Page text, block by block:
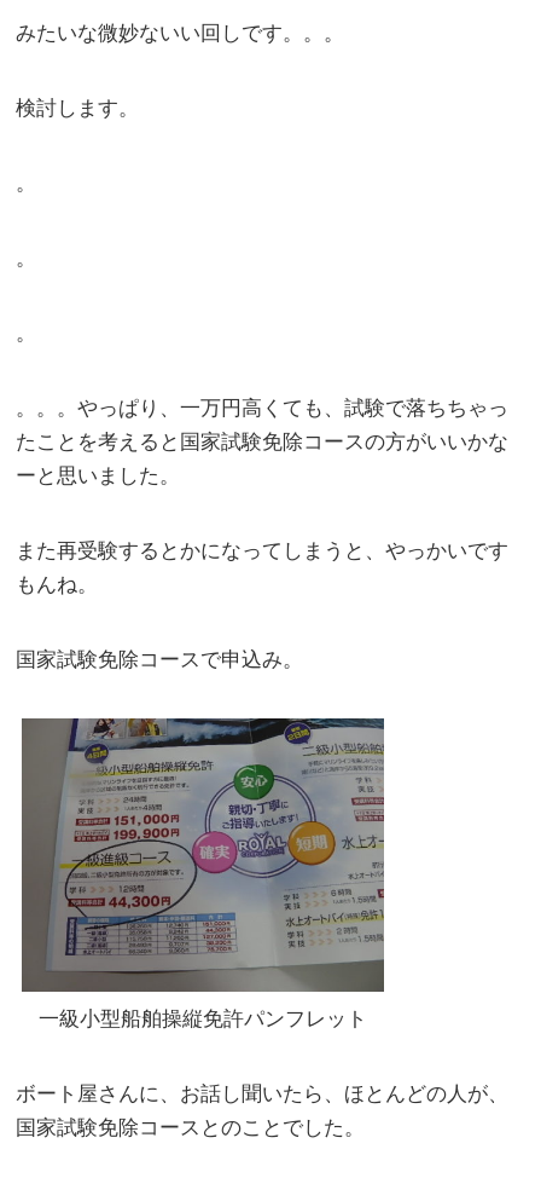
みたいな微妙ないい回しです。。。
検討します。
。
。
。
。。。やっぱり、一万円高くても、試験で落ちちゃっ
たことを考えると国家試験免除コースの方がいいかな
ーと思いました。
また再受験するとかになってしまうと、やっかいです
もんね。
国家試験免除コースで申込み。
一級小型船舶操縦免許パンフレット
ボート屋さんに、お話し聞いたら、ほとんどの人が、
国家試験免除コースとのことでした。